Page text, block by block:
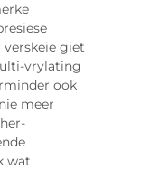
verskeie giet
vrylating
ook
meer
wat